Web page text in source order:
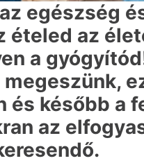
egészség
ételed az
a
és később a
az